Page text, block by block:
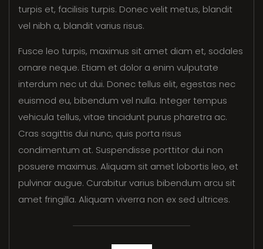
turpis et, facilisis turpis. Donec velit metus, blandit
vel nibh a, blandit varius risus.
Fusce leo turpis, maximus sit amet diam et, sodales
ornare neque. Etiam et dolor a enim vulputate
interdum nec ut dui. Donec tellus elit, egestas nec
euismod eu, bibendum vel nulla. Integer tempus
vehicula tellus, vitae tincidunt purus pharetra ac.
Cras sagittis dui nunc, quis porta risus
condimentum at. Suspendisse porttitor dui non
posuere maximus. Aliquam sit amet lobortis leo, et
pulvinar augue. Curabitur varius bibendum arcu sit
amet fringilla. Aliquam viverra non ex sed ultrices.